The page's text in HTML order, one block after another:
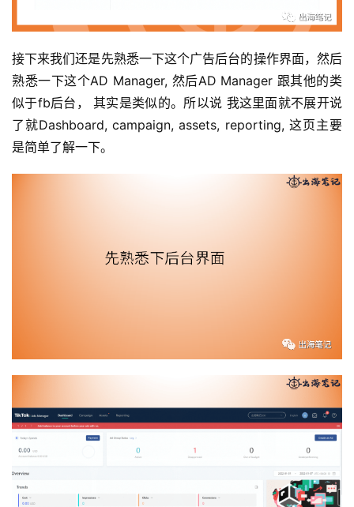
接下来我们还是先熟悉一下这个广告后台的操作界面，然后
熟悉一下这个AD Manager, 然后AD Manager 跟其他的类
似于fb后台， 其实是类似的。所以说 我这里面就不展开说
了就Dashboard, campaign, assets, reporting, 这页主要
是简单了解一下。